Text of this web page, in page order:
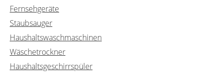
Fernsehgeräte
Staubsauger
Haushaltswaschmaschinen
Wäschetrockner
Haushaltsgeschirrspüler